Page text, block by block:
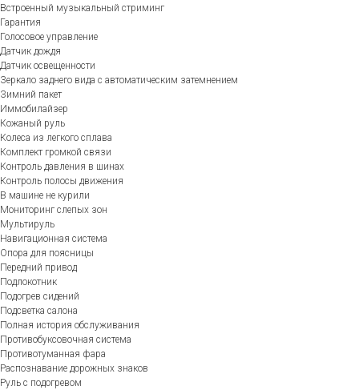
Встроенный музыкальный стриминг
Гарантия
Голосовое управление
Датчик дождя
Датчик освещенности
Зеркало заднего вида с автоматическим затемнением
Зимний пакет
Иммобилайзер
Кожаный руль
Колеса из легкого сплава
Комплект громкой связи
Контроль давления в шинах
Контроль полосы движения
В машине не курили
Мониторинг слепых зон
Мультируль
Навигационная система
Опора для поясницы
Передний привод
Подлокотник
Подогрев сидений
Подсветка салона
Полная история обслуживания
Противобуксовочная система
Противотуманная фара
Распознавание дорожных знаков
Руль с подогревом